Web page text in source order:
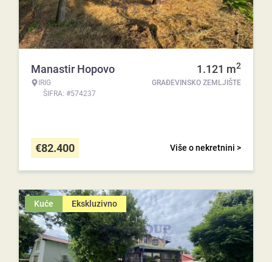
Manastir Hopovo
IRIG
ŠIFRA: #574237
1.121 m2
GRAĐEVINSKO ZEMLJIŠTE
Više o nekretnini >
€82.400
Kuće Ekskluzivno